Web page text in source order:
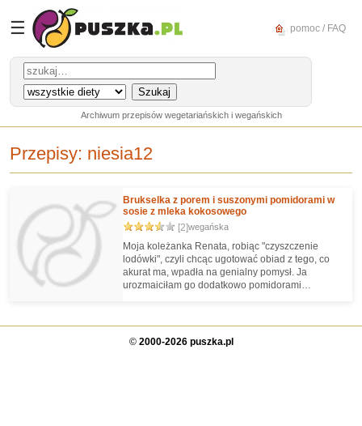
☰ pomoc / FAQ
Archiwum przepisów wegetariańskich i wegańskich
Przepisy: niesia12
Brukselka z porem i suszonymi pomidorami w
sosie z mleka kokosowego
[2]wegańska
Moja koleżanka Renata, robiąc "czyszczenie
lodówki", czyli chcąc ugotować obiad z tego, co
akurat ma, wpadła na genialny pomysł. Ja
urozmaiciłam go dodatkowo pomidorami
© 2000-2026 puszka.pl